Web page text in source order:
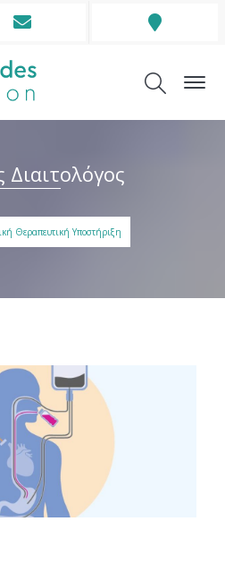
Envelope
Address
Διαιτολόγος
Θεραπευτική Υποστήριξη